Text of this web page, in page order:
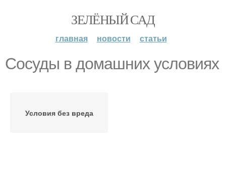
ЗЕЛЁНЫЙ САД
главная новости статьи
Сосуды в домашних условиях
Условия без вреда